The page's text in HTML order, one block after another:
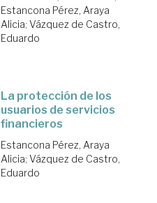
Estancona Pérez, Araya
Alicia; Vázquez de Castro,
Eduardo
La protección de los
usuarios de servicios
financieros
Estancona Pérez, Araya
Alicia; Vázquez de Castro,
Eduardo